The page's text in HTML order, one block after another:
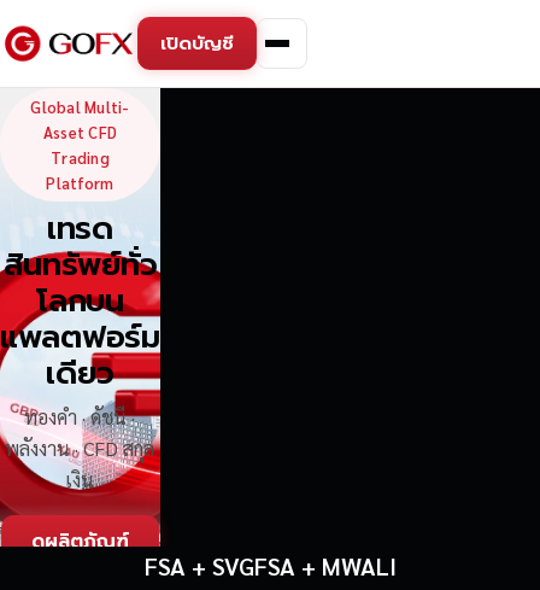
เปิดบัญชี
GoFX — Global Multi-
Global Multi-
Asset CFD
Trading
Platform
เทรด
สินทรัพย์ทั่ว
โลกบน
แพลตฟอร์ม
เดียว
ทองคำ · ดัชนี ·
พลังงาน · CFD สกุล
เงิน
ดูผลิตภัณฑ์
FSA + SVGFSA + MWALI